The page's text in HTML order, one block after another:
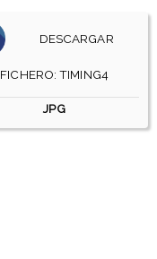
DESCARGAR
FICHERO: TIMING4
JPG